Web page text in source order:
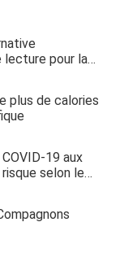
lecture pour la
plus de calories
19 aux
selon le